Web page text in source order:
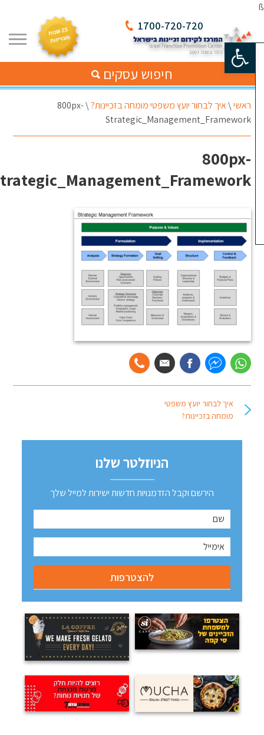
פתח סרגל נגישות
1700-720-720
חיפוש עסקים
ראשי\איך לבחור יועץ משפטי מומחה בזכיינות?\
800px-
Strategic_Management_Framework
800px-
Strategic_Management_Framework
איך לבחור יועץ משפטי
מומחה בזכיינות?
הניוזלטר שלנו
הירשם וקבל הזדמנויות חדשות ישירות למייל שלך